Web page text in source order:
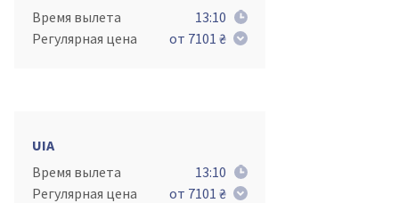
Время вылета
13:10
Регулярная цена
от 7101 ₴
UIA
Время вылета
13:10
Регулярная цена
от 7101 ₴